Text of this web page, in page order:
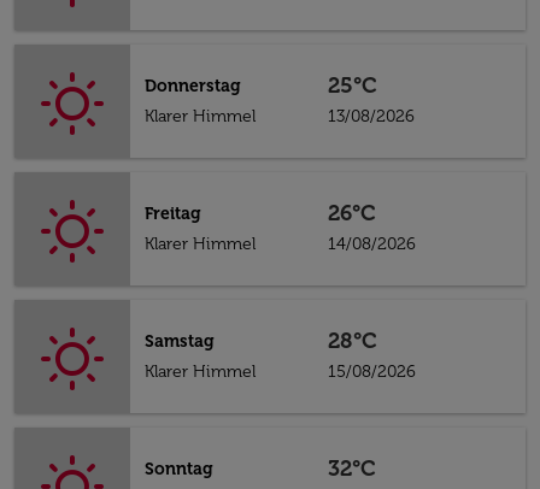
Donnerstag
Klarer Himmel
25°C
13/08/2026
Freitag
Klarer Himmel
26°C
14/08/2026
Samstag
Klarer Himmel
28°C
15/08/2026
Sonntag
32°C